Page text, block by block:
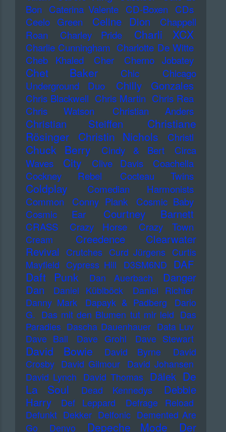
Bon
Caterina Valente CD-Boxen
CDs
Ceelo Green
Celine Dion
Chappell
Roan
Charley Pride Charli XCX
Charlie Cunningham Charlotte De Witte
Cheb Khaled
Cher Cherno Jobatey
Chet Baker Chic
Chicago
Underground Duo
Chilly Gonzales
Chris Blackwell Chris Martin Chris Rea
Chris Watson
Christian Anders
Christian Steiffen
Christiane
Rösinger
Christin Nichols Christl
Chuck Berry Cindy & Bert
Circa
Waves
City Clive Davis
Coachella
Cockney Rebel
Cocteau Twins
Coldplay
Comedian Harmonists
Common
Conny Plank
Cosmic Baby
Cosmic Ear
Courtney Barnett
CRASS Crazy Horse Crazy Town
Cream
Creedence Clearwater
Revival
Crutches Curd Jürgens Curtis
Mayfield Cypress Hill D3SM6ND DAF
Daft Punk Dan Auerbach
Danger
Dan
Daniel Küblböck
Daniel Richter
Danny Mark
Dapayk & Padberg
Dario
G. Das mit den Blumen tut mir leid Das
Paradies Dascha Dauenhauer Data Luv
Dave Ball
Dave Grohl Dave Stewart
David Bowie David Byrne
David
Crosby David Gilmour David Johansen
David Lynch David Thomas Dälek De
La Soul
Dead Kennedys
Debbie
Harry
Def Leppard
Defrage Reload
Defunkt Dekker Delfonic Demented Are
Go
Denyo Depeche Mode
Der